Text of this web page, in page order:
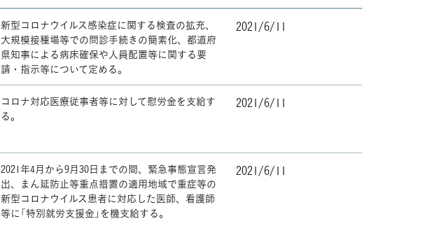
新型コロナウイルス感染症に関する検査の拡充、
大規模接種場等での問診手続きの簡素化、都道府
県知事による病床確保や人員配置等に関する要
請・指示等について定める。
2021/6/11
コロナ対応医療従事者等に対して慰労金を支給す
る。
2021/6/11
2021年4月から9月30日までの間、緊急事態宣言発
出、まん延防止等重点措置の適用地域で重症等の
新型コロナウイルス患者に対応した医師、看護師
等に「特別就労支援金」を機支給する。
2021/6/11